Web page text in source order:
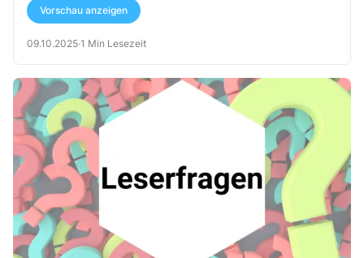
Vorschau anzeigen
09.10.2025·1 Min Lesezeit